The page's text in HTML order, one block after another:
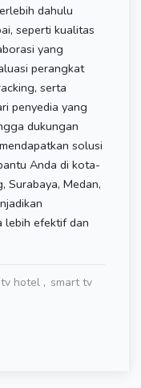
dahulu
seperti kualitas
yang
perangkat
serta
penyedia yang
dukungan
solusi
Anda di kota-
Surabaya, Medan,
lebih efektif dan
hotel
smart tv